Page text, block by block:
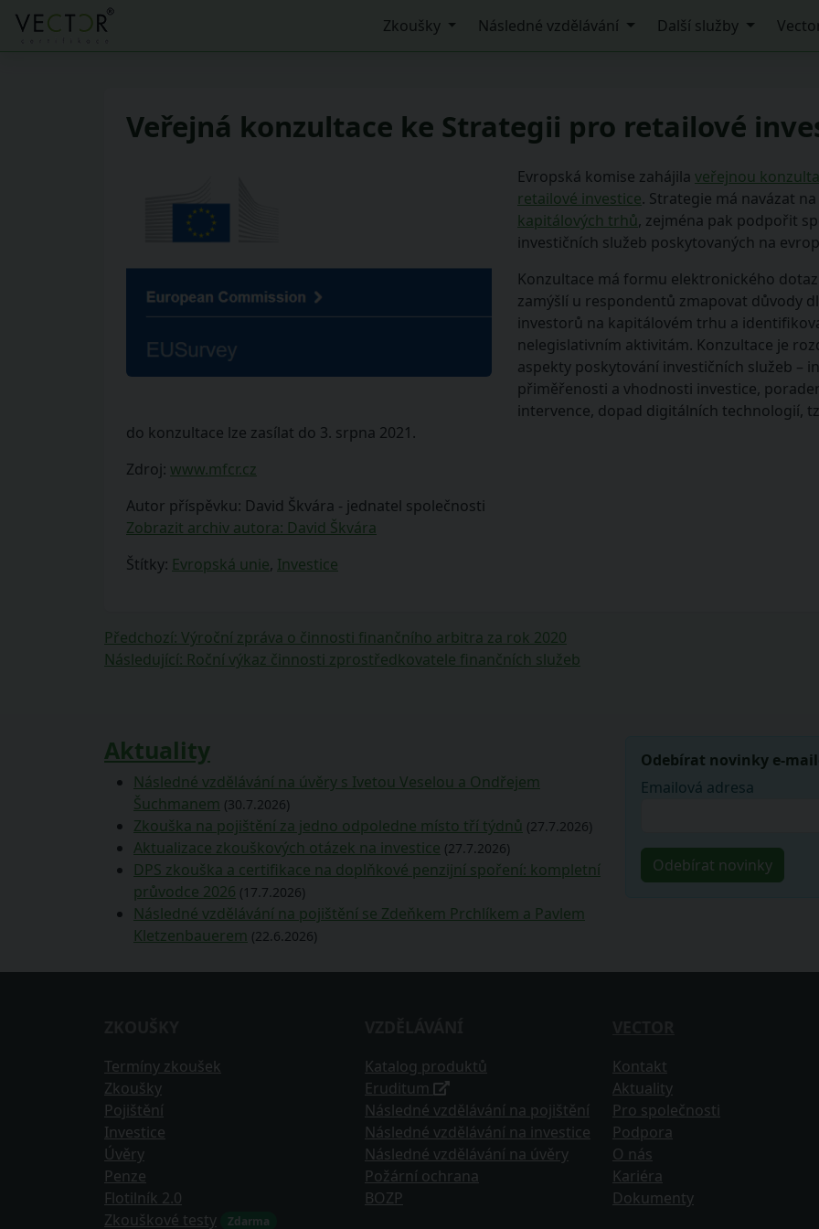
Zkoušky Následné vzdělávání Další služby
Veřejná konzultace ke Strategii pro retailové
Evropská komise zahájila veřejnou
retailové investice. Strategie má navázat
kapitálových trhů, zejména pak podpořit
investičních služeb poskytovaných na
Konzultace má formu elektronického
zamýšlí u respondentů zmapovat důvody
investorů na kapitálovém trhu a
nelegislativním aktivitám. Konzultace je
aspekty poskytování investičních služeb –
přiměřenosti a vhodnosti investice,
intervence, dopad digitálních technologií,
do konzultace lze zasílat do 3. srpna 2021.
Zdroj: www.mfcr.cz
Autor příspěvku: David Škvára - jednatel společnosti
Zobrazit archiv autora: David Škvára
Štítky: Evropská unie, Investice
Navigace
pro
Předchozí: Předchozí
příspěvek:
Výroční zpráva o činnosti finančního arbitra za rok 2020
Následující: Následující
Roční výkaz činnosti zprostředkovatele finančních služeb
Aktuality
Následné vzdělávání na úvěry s Ivetou Veselou a Ondřejem
Šuchmanem (30.7.2026)
Zkouška na pojištění za jedno odpoledne místo tří týdnů (27.7.2026)
Aktualizace zkouškových otázek na investice (27.7.2026)
DPS zkouška a certifikace na doplňkové penzijní spoření: kompletní
průvodce 2026 (17.7.2026)
Následné vzdělávání na pojištění se Zdeňkem Prchlíkem a Pavlem
Kletzenbauerem (22.6.2026)
Odebírat novinky e-
Emailová adresa
Termíny zkoušek
Zkoušky
Pojištění
Investice
Úvěry
Penze
Flotilník 2.0
Zkouškové testy
Zdarma
Katalog produktů
Eruditum
Následné vzdělávání na pojištění
Následné vzdělávání na investice
Následné vzdělávání na úvěry
Požární ochrana
BOZP
Kontakt
Aktuality
Pro společnosti
Podpora
O nás
Kariéra
Dokumenty